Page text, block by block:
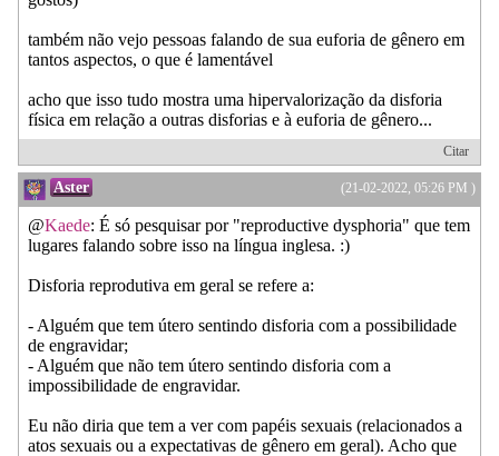
também não vejo pessoas falando de sua euforia de gênero em
tantos aspectos, o que é lamentável
acho que isso tudo mostra uma hipervalorização da disforia
física em relação a outras disforias e à euforia de gênero...
Citar
(21-02-2022, 05:26 PM )
Aster
@Kaede: É só pesquisar por "reproductive dysphoria" que tem
lugares falando sobre isso na língua inglesa. :)
Disforia reprodutiva em geral se refere a:
- Alguém que tem útero sentindo disforia com a possibilidade
de engravidar;
- Alguém que não tem útero sentindo disforia com a
impossibilidade de engravidar.
Eu não diria que tem a ver com papéis sexuais (relacionados a
atos sexuais ou a expectativas de gênero em geral). Acho que